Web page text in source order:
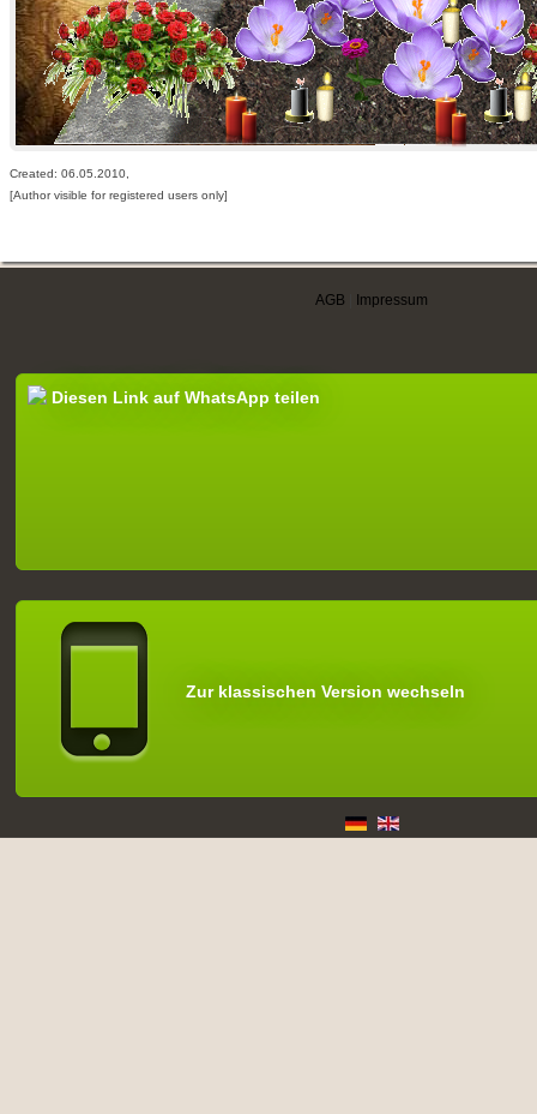
Created: 06.05.2010,
[Author visible for registered users only]
AGB Impressum
Diesen Link auf WhatsApp teilen
Zur klassischen Version wechseln